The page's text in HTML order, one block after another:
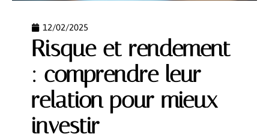
12/02/2025
Risque et rendement
: comprendre leur
relation pour mieux
investir